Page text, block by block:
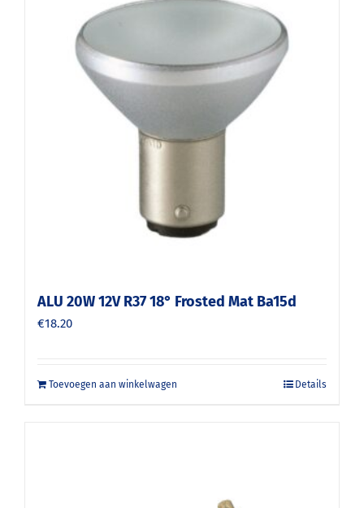
ALU 20W 12V R37 18° Frosted Mat Ba15d
€18.20
Toevoegen aan winkelwagen Details